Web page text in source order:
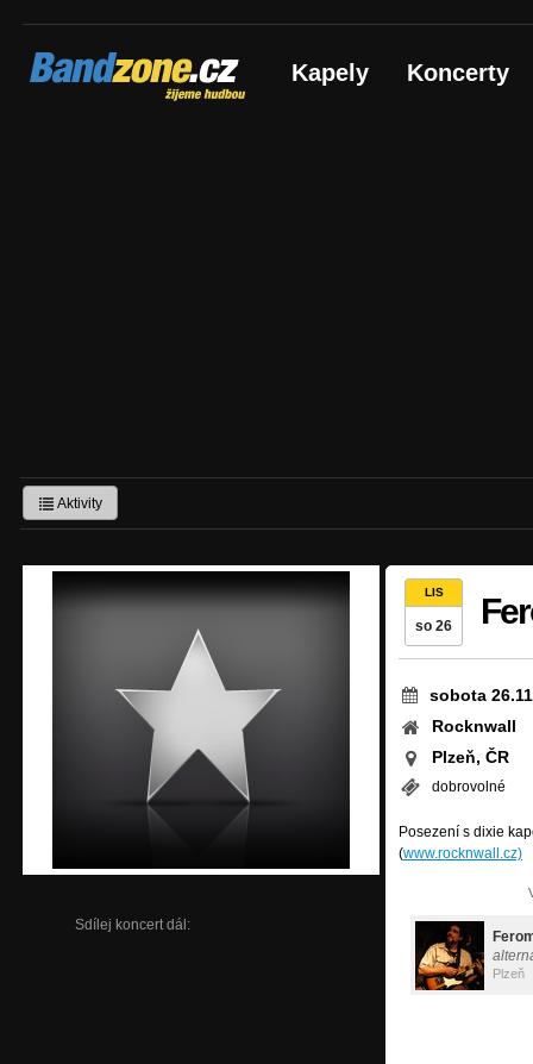
Bandzone.cz
žijeme hudbou Kapely Koncerty
Aktivity
Sdílej koncert dál:
LIS
so 26
sobota
Rocknwall
Plzeň, ČR
dobrovolné
Posezení s dixie
(www.rocknwall.cz)
Plzeň